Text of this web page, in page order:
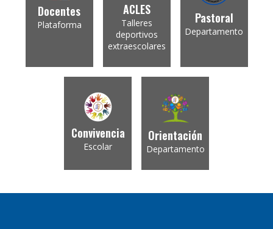
Docentes
Plataforma
ACLES
Talleres
deportivos
extraescolares
Pastoral
Departamento
Convivencia
Escolar
Orientación
Departamento